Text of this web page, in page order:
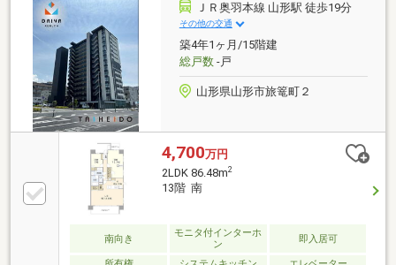
ＪＲ奥羽本線 山形駅 徒歩19分
その他の交通
築4年1ヶ月/15階建
総戸数-戸
山形県山形市旅篭町２
4,700万円
2LDK 86.48m2
13階 南
南向き
モニタ付インターホ
ン
即入居可